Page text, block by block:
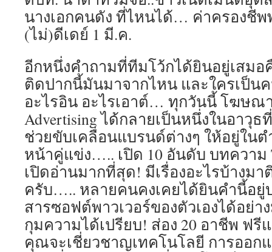
นางเอกคนดัง ที่ไหนได้… ค่าครองชีพ
(ไม่)ดีเดย์ 1 มี.ค.
อีกหนึ่งคำถามที่ทีมโว้กได้ยินอยู่เสม
ติดปากนี้มันมาจากไหน และใครเป็น
อะไรอิน อะไรเอาต์… ทุกวันนี้ โฆษณ
Advertising ได้กลายเป็นหนึ่งในอาวุ
ช่วยขับเคลื่อนแบรนด์ต่างๆ ให้อยู่ใน
หน้าคู่แข่ง….. เปิด 10 อันดับ บทความ
เปิดอ่านมากที่สุด! มีเรื่องอะไรบ้างม
ครับ….. หลายคนคงเคยได้ยินคำนี้อ
สารซอฟต์พาวเวอร์ของตัวเองได้อย่
กุมความได้เปรียบ! ส่อง 20 อาชีพ ฟรี
คุณจะเชี่ยวชาญเทคโนโลยี การออก